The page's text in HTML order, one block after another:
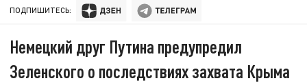
ПОДПИШИТЕСЬ:
Немецкий друг Путина предупредил
Зеленского о последствиях захвата Крыма